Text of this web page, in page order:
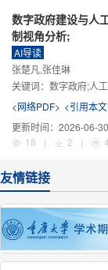
数字政府建设与人
制视角分析;
AI导读
张楚凡,张佳琳
关键词： 数字政府;人
<网络PDF> <引用本
更新时间： 2026-06-30
18
| 2 | 4
友情链接